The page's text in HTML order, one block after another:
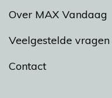
Over MAX Vandaag
Veelgestelde vragen
Contact